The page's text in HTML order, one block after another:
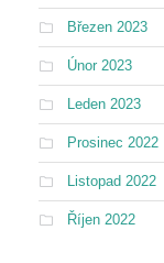
Březen 2023
Únor 2023
Leden 2023
Prosinec 2022
Listopad 2022
Říjen 2022